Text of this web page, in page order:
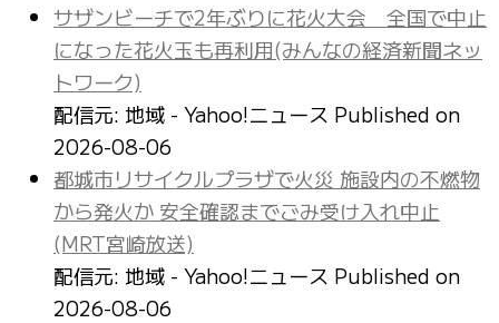
サザンビーチで2年ぶりに花火大会 全国で中止
になった花火玉も再利用(みんなの経済新聞ネッ
トワーク)
配信元: 地域 - Yahoo!ニュース Published on
2026-08-06
都城市リサイクルプラザで火災 施設内の不燃物
から発火か 安全確認までごみ受け入れ中止
(MRT宮崎放送)
配信元: 地域 - Yahoo!ニュース Published on
2026-08-06